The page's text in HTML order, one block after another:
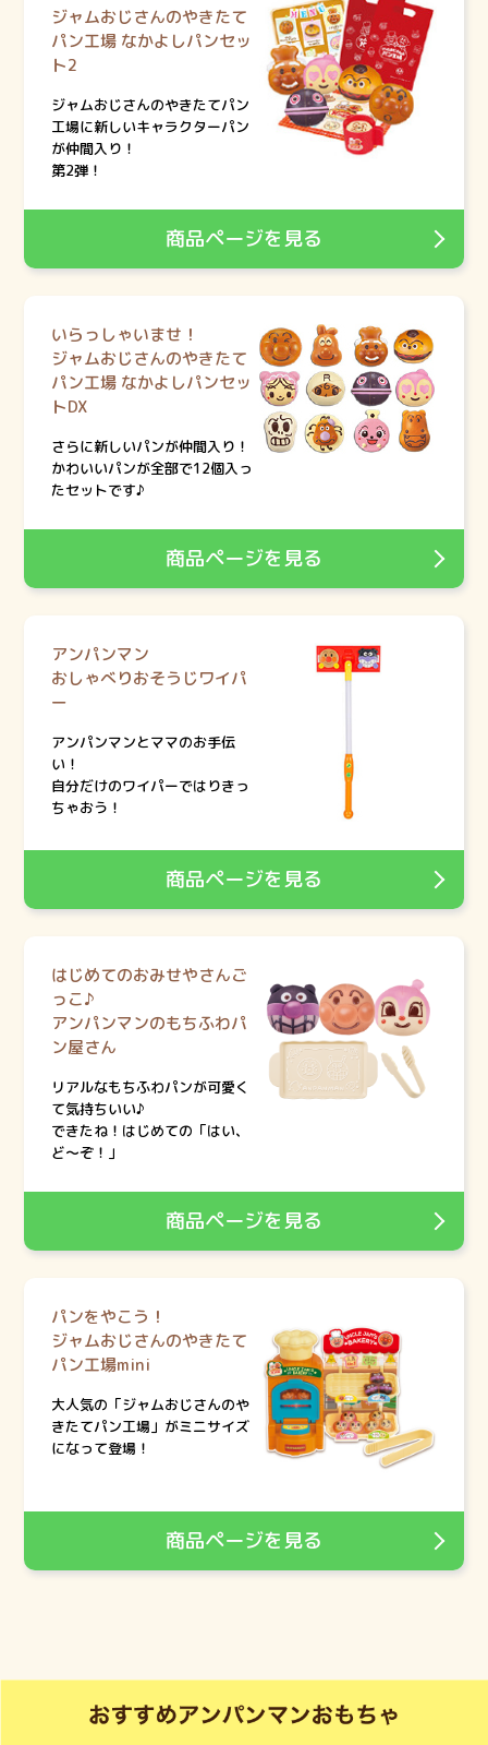
ジャムおじさんのやきたて
パン工場 なかよしパンセッ
ト2
ジャムおじさんのやきたてパン
工場に新しいキャラクターパン
が仲間入り！
第2弾！
商品ページを見る
いらっしゃいませ！
ジャムおじさんのやきたて
パン工場 なかよしパンセッ
トDX
さらに新しいパンが仲間入り！
かわいいパンが全部で12個入っ
たセットです♪
商品ページを見る
アンパンマン
おしゃべりおそうじワイパ
ー
アンパンマンとママのお手伝
い！
自分だけのワイパーではりきっ
ちゃおう！
商品ページを見る
はじめてのおみせやさんご
っこ♪
アンパンマンのもちふわパ
ン屋さん
リアルなもちふわパンが可愛く
て気持ちいい♪
できたね！はじめての「はい、
ど～ぞ！」
商品ページを見る
パンをやこう！
ジャムおじさんのやきたて
パン工場mini
大人気の「ジャムおじさんのや
きたてパン工場」がミニサイズ
になって登場！
商品ページを見る